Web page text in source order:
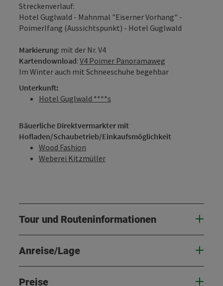
Streckenverlauf:
Hotel Guglwald - Mahnmal "Eiserner Vorhang" -
Poimerlfang (Aussichtspunkt) - Hotel Guglwald
Markierung: mit der Nr. V4
Kartendownload: V4 Poimer Panoramaweg
Im Winter auch mit Schneeschuhe begehbar
Unterkunft:
Hotel Guglwald ****s
Bäuerliche Direktvermarkter mit
Hofladen/Schaubetrieb/Einkaufsmöglichkeit
Wood Fashion
Weberei Kitzmüller
Tour und Routeninformationen
Anreise/Lage
Preise